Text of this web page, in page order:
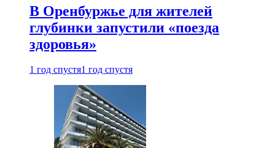
В Оренбуржье для жителей
глубинки запустили «поезда
здоровья»
1 год спустя1 год спустя